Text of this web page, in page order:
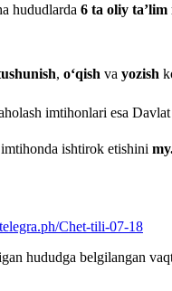
hududlarda 6 ta oliy ta’lim
, o‘qish va yozish
imtihonlari esa
ishtirok etishini
Chet-tili-07-18
hududga belgilangan